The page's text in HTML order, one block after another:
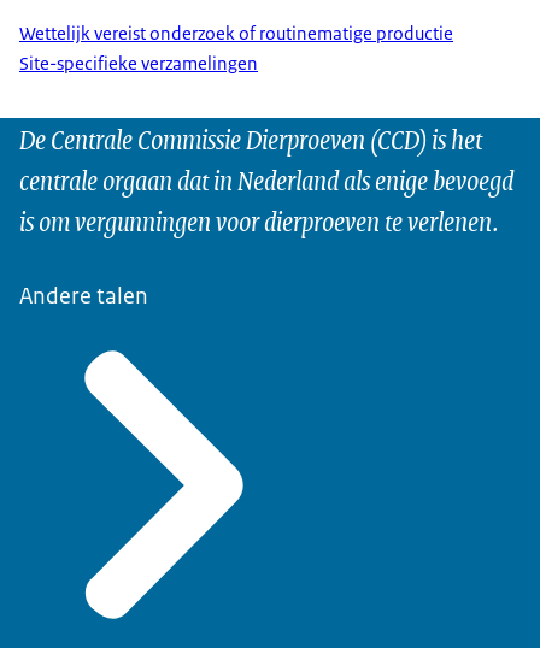
Wettelijk vereist onderzoek of routinematige productie
Site-specifieke verzamelingen
De Centrale Commissie Dierproeven (CCD) is het
centrale orgaan dat in Nederland als enige bevoegd
is om vergunningen voor dierproeven te verlenen.
Andere talen